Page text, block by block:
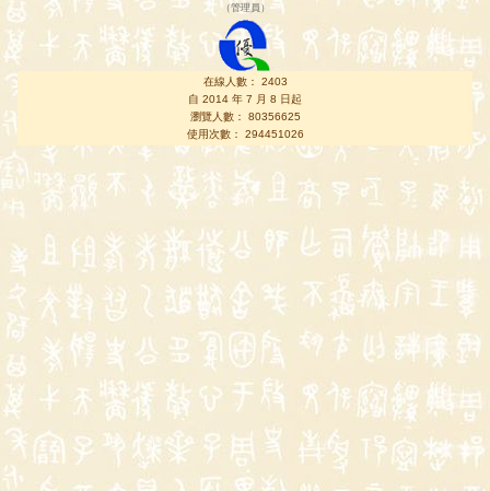
（管理員 ）
在線人數： 2403
自 2014 年 7 月 8 日起
瀏覽人數： 80356625
使用次數： 294451026